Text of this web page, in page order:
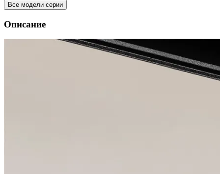
Все модели серии
Описание